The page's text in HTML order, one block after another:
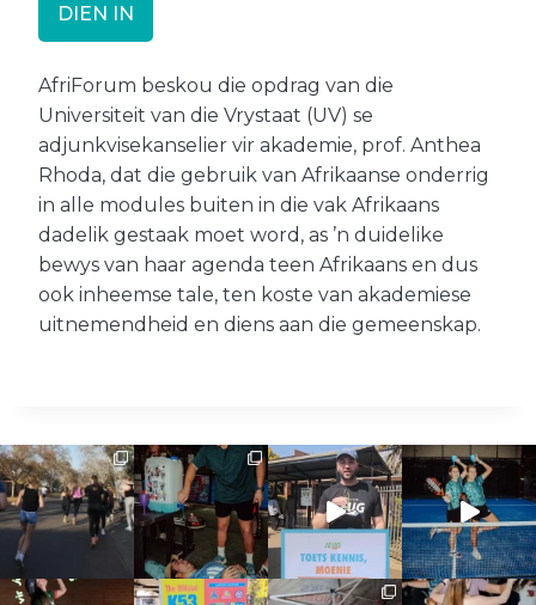
i
r
d
i
e
v
o
r
m
i
v
u
l
AfriForum beskou die opdrag van die
Universiteit van die Vrystaat (UV) se
adjunkvisekanselier vir akademie, prof. Anthea
Rhoda, dat die gebruik van Afrikaanse onderrig
in alle modules buiten in die vak Afrikaans
dadelik gestaak moet word, as ’n duidelike
bewys van haar agenda teen Afrikaans en dus
ook inheemse tale, ten koste van akademiese
uitnemendheid en diens aan die gemeenskap.